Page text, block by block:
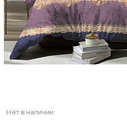
Нет в наличии